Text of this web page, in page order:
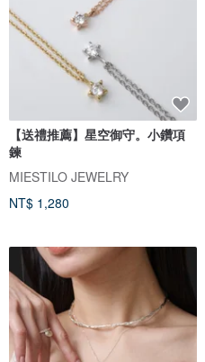
【送禮推薦】星空御守。小鑽項
鍊
MIESTILO JEWELRY
NT$ 1,280